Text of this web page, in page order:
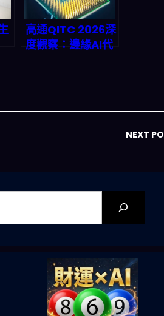
高通QITC 2026深
度觀察：邊緣AI代
NEXT